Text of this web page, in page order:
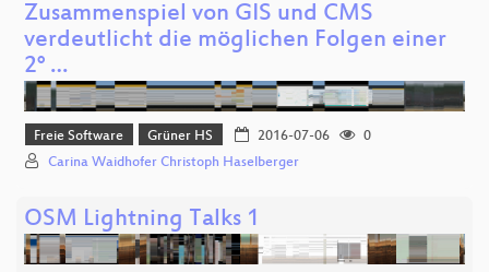
Zusammenspiel von GIS und CMS
verdeutlicht die möglichen Folgen einer
2° …
Freie Software Grüner HS 2016-07-06
0
Carina Waidhofer Christoph Haselberger
OSM Lightning Talks 1